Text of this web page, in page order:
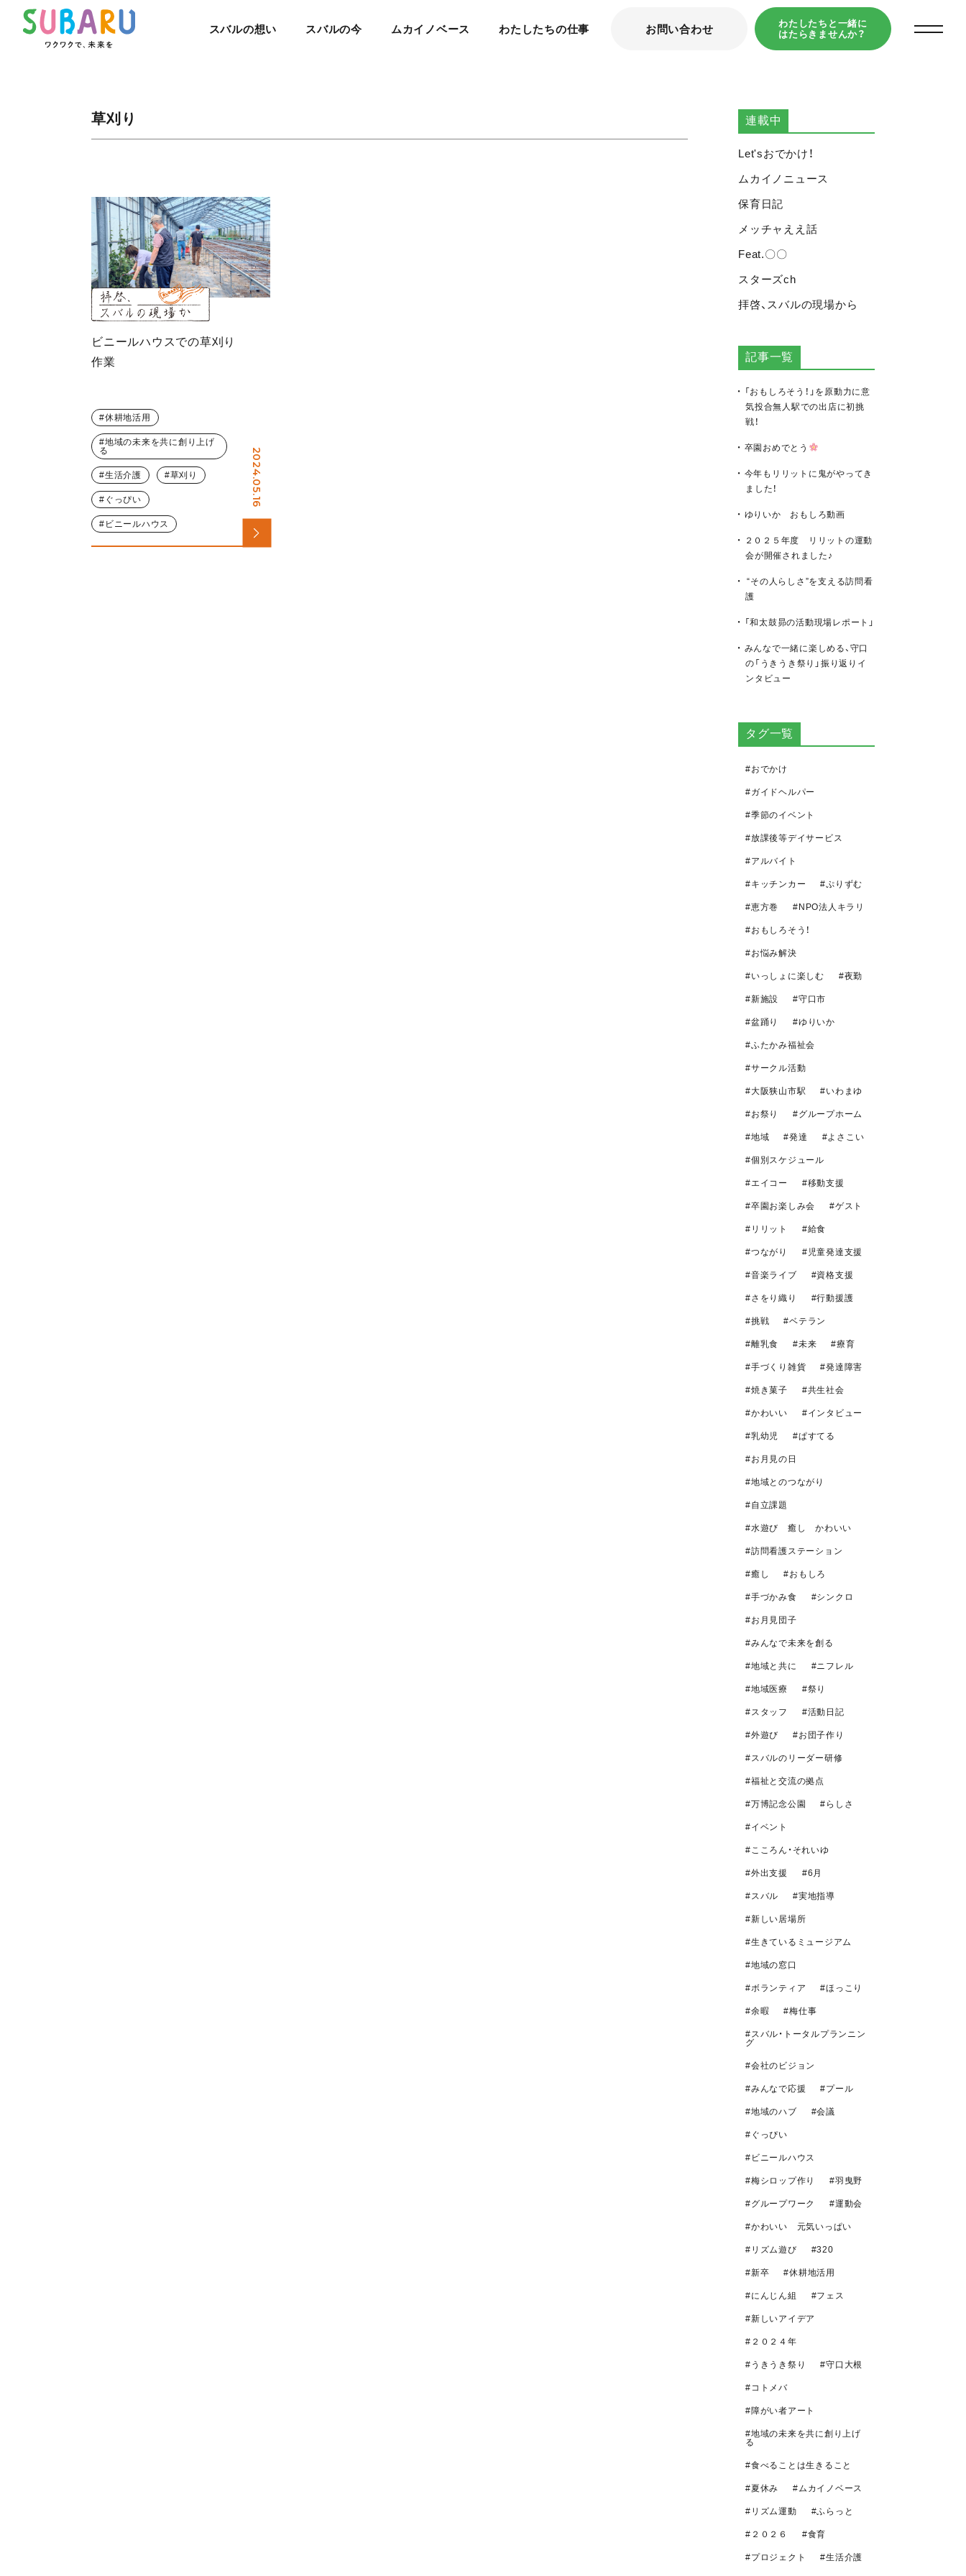
スバルの想い スバルの今 ムカイノベース わたしたちの仕事 お問い合わせ
わたしたちと一緒に
はたらきませんか？
TOP スバルの今
草刈り
ビニールハウスでの草刈り
作業
2024.05.16
休耕地活用
地域の未来を共に創り上げ
る
生活介護 草刈り
ぐっぴい
ビニールハウス
連載中
Let'sおでかけ！
ムカイノニュース
保育日記
メッチャええ話
Feat.〇〇
スターズch
拝啓、スバルの現場から
記事一覧
「おもしろそう！」を原動力に意
気投合無人駅での出店に初挑
戦！
卒園おめでとう
今年もリリットに鬼がやってき
ました！
ゆりいか おもしろ動画
２０２５年度 リリットの運動
会が開催されました♪
“その人らしさ”を支える訪問看
護
「和太鼓昴の活動現場レポート」
みんなで一緒に楽しめる、守口
の「うきうき祭り」振り返りイ
ンタビュー
タグ一覧
おでかけ
ガイドヘルパー
季節のイベント
放課後等デイサービス
アルバイト
キッチンカー ぷりずむ
恵方巻 NPO法人キラリ
おもしろそう！
お悩み解決
いっしょに楽しむ 夜勤
新施設 守口市
盆踊り ゆりいか
ふたかみ福祉会
サークル活動
大阪狭山市駅 いわまゆ
お祭り グループホーム
地域 発達 よさこい
個別スケジュール
エイコー 移動支援
卒園お楽しみ会 ゲスト
リリット 給食
つながり 児童発達支援
音楽ライブ 資格支援
さをり織り 行動援護
挑戦 ベテラン
離乳食 未来 療育
手づくり雑貨 発達障害
焼き菓子 共生社会
かわいい インタビュー
乳幼児 ぱすてる
お月見の日
地域とのつながり
自立課題
水遊び 癒し かわいい
訪問看護ステーション
癒し おもしろ
手づかみ食 シンクロ
お月見団子
みんなで未来を創る
地域と共に ニフレル
地域医療 祭り
スタッフ 活動日記
外遊び お団子作り
スバルのリーダー研修
福祉と交流の拠点
万博記念公園 らしさ
イベント
こころん・それいゆ
外出支援 6月
スバル 実地指導
新しい居場所
生きているミュージアム
地域の窓口
ボランティア ほっこり
余暇 梅仕事
スバル・トータルプランニン
グ
会社のビジョン
みんなで応援 プール
地域のハブ 会議
ぐっぴい
ビニールハウス
梅シロップ作り 羽曳野
グループワーク 運動会
かわいい 元気いっぱい
リズム遊び 320
新卒 休耕地活用
にんじん組 フェス
新しいアイデア
２０２４年
うきうき祭り 守口大根
コトメバ
障がい者アート
地域の未来を共に創り上げ
る
食べることは生きること
夏休み ムカイノベース
リズム運動 ふらっと
２０２６ 食育
プロジェクト 生活介護